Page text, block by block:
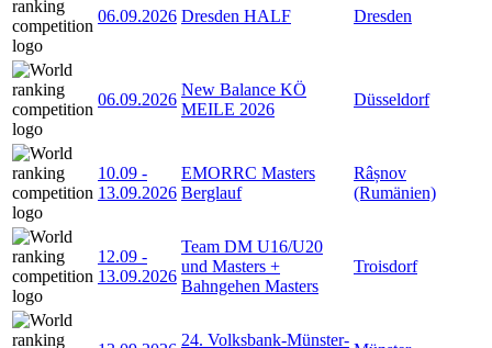
06.09.2026 Dresden HALF Dresden
06.09.2026
New Balance KÖ
MEILE 2026
Düsseldorf
10.09 -
13.09.2026
EMORRC Masters
Berglauf
Râșnov
(Rumänien)
12.09 -
13.09.2026
Team DM U16/U20
und Masters +
Bahngehen Masters
Troisdorf
24. Volksbank-Münster-